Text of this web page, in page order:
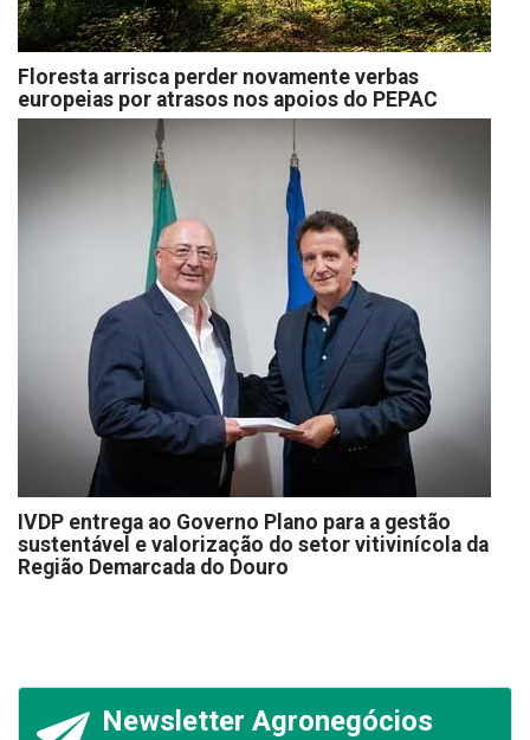
Floresta arrisca perder novamente verbas
europeias por atrasos nos apoios do PEPAC
IVDP entrega ao Governo Plano para a gestão
sustentável e valorização do setor vitivinícola da
Região Demarcada do Douro
Newsletter Agronegócios